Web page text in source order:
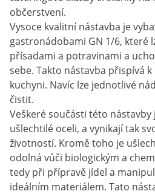
občerstvení.
Vysoce kvalitní nástavba je
gastronádobami GN 1/6, které
přísadami a potravinami a
sebe. Takto nástavba přispívá
kuchyni. Navíc lze jednotlivé
čistit.
Veškeré součásti této
ušlechtilé oceli, a vynikají tak
životností. Kromě toho je
odolná vůči biologickým a
tedy při přípravě jídel a
ideálním materiálem. Tato